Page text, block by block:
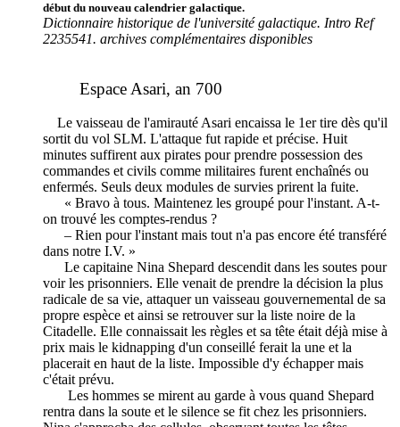
début du nouveau calendrier galactique.
Dictionnaire historique de l'université galactique. Intro Ref
2235541. archives complémentaires disponibles
Espace Asari, an 700
Le vaisseau de l'amirauté Asari encaissa le 1er tire dès qu'il
sortit du vol SLM. L'attaque fut rapide et précise. Huit
minutes suffirent aux pirates pour prendre possession des
commandes et civils comme militaires furent enchaînés ou
enfermés. Seuls deux modules de survies prirent la fuite.
« Bravo à tous. Maintenez les groupé pour l'instant. A-t-
on trouvé les comptes-rendus ?
– Rien pour l'instant mais tout n'a pas encore été transféré
dans notre I.V. »
Le capitaine Nina Shepard descendit dans les soutes pour
voir les prisonniers. Elle venait de prendre la décision la plus
radicale de sa vie, attaquer un vaisseau gouvernemental de sa
propre espèce et ainsi se retrouver sur la liste noire de la
Citadelle. Elle connaissait les règles et sa tête était déjà mise à
prix mais le kidnapping d'un conseillé ferait la une et la
placerait en haut de la liste. Impossible d'y échapper mais
c'était prévu.
Les hommes se mirent au garde à vous quand Shepard
rentra dans la soute et le silence se fit chez les prisonniers.